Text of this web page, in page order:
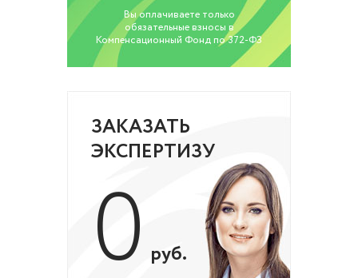
Вы оплачиваете только
обязательные взносы в
Компенсационный Фонд по 372-ФЗ
ЗАКАЗАТЬ
ЭКСПЕРТИЗУ
0 руб.